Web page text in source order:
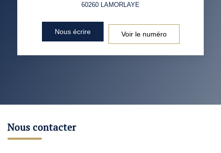
60260 LAMORLAYE
Nous écrire Voir le numéro
Nous contacter